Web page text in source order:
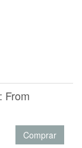
From
Comprar